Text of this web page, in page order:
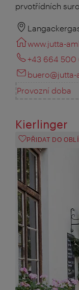
prvotřídních
www.jutta-
+43 664 500
Provozní doba
Kierlinger
PŘIDAT DO